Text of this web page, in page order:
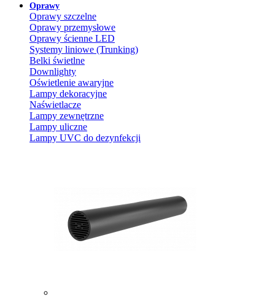
Oprawy
Oprawy szczelne
Oprawy przemysłowe
Oprawy ścienne LED
Systemy liniowe (Trunking)
Belki świetlne
Downlighty
Oświetlenie awaryjne
Lampy dekoracyjne
Naświetlacze
Lampy zewnętrzne
Lampy uliczne
Lampy UVC do dezynfekcji